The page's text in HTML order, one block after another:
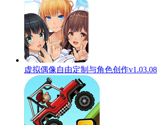
虚拟偶像自由定制与角色创作